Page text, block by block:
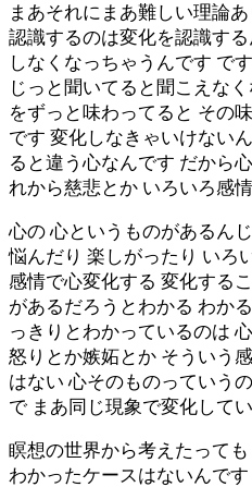
まあそれにまあ難しい理論
認識するのは変化を認識す
しなくなっちゃうんです で
じっと聞いてると聞こえな
をずっと味わってると その
です 変化しなきゃいけない
ると違う心なんです だから
れから慈悲とか いろいろ感
心の 心というものがあるん
悩んだり 楽しがったり いろ
感情で心変化する 変化する
があるだろうとわかる わか
っきりとわかっているのは
怒りとか嫉妬とか そういう
はない 心そのものっていう
で まあ同じ現象で変化して
瞑想の世界から考えたって
わかったケースはないんで